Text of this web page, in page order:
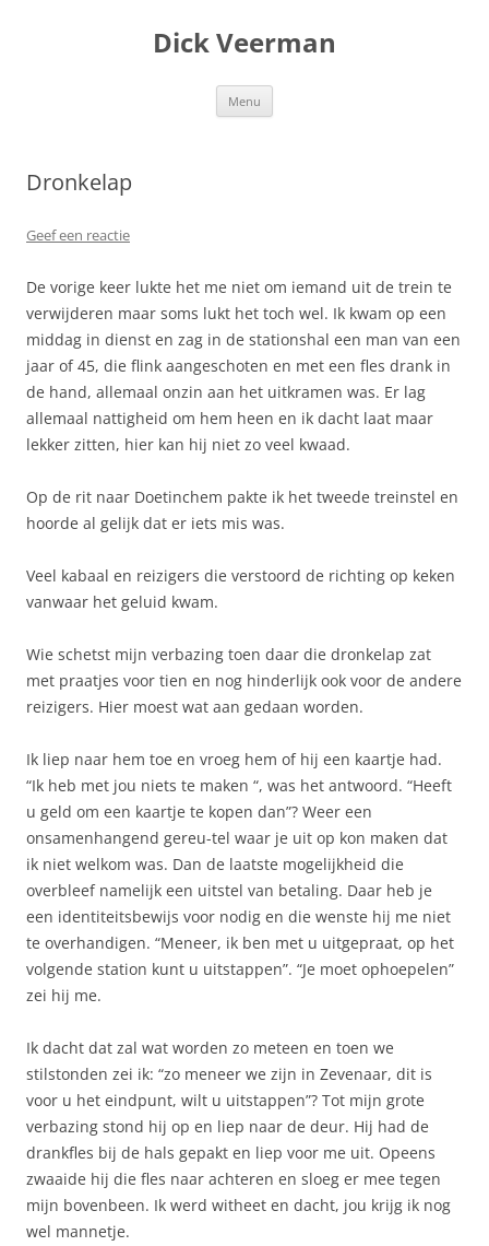
Dick Veerman
Menu
Dronkelap
Geef een reactie
De vorige keer lukte het me niet om iemand uit de trein te
verwijderen maar soms lukt het toch wel. Ik kwam op een
middag in dienst en zag in de stationshal een man van een
jaar of 45, die flink aangeschoten en met een fles drank in
de hand, allemaal onzin aan het uitkramen was. Er lag
allemaal nattigheid om hem heen en ik dacht laat maar
lekker zitten, hier kan hij niet zo veel kwaad.
Op de rit naar Doetinchem pakte ik het tweede treinstel en
hoorde al gelijk dat er iets mis was.
Veel kabaal en reizigers die verstoord de richting op keken
vanwaar het geluid kwam.
Wie schetst mijn verbazing toen daar die dronkelap zat
met praatjes voor tien en nog hinderlijk ook voor de andere
reizigers. Hier moest wat aan gedaan worden.
Ik liep naar hem toe en vroeg hem of hij een kaartje had.
“Ik heb met jou niets te maken “, was het antwoord. “Heeft
u geld om een kaartje te kopen dan”? Weer een
onsamenhangend gereu-tel waar je uit op kon maken dat
ik niet welkom was. Dan de laatste mogelijkheid die
overbleef namelijk een uitstel van betaling. Daar heb je
een identiteitsbewijs voor nodig en die wenste hij me niet
te overhandigen. “Meneer, ik ben met u uitgepraat, op het
volgende station kunt u uitstappen”. “Je moet ophoepelen”
zei hij me.
Ik dacht dat zal wat worden zo meteen en toen we
stilstonden zei ik: “zo meneer we zijn in Zevenaar, dit is
voor u het eindpunt, wilt u uitstappen”? Tot mijn grote
verbazing stond hij op en liep naar de deur. Hij had de
drankfles bij de hals gepakt en liep voor me uit. Opeens
zwaaide hij die fles naar achteren en sloeg er mee tegen
mijn bovenbeen. Ik werd witheet en dacht, jou krijg ik nog
wel mannetje.